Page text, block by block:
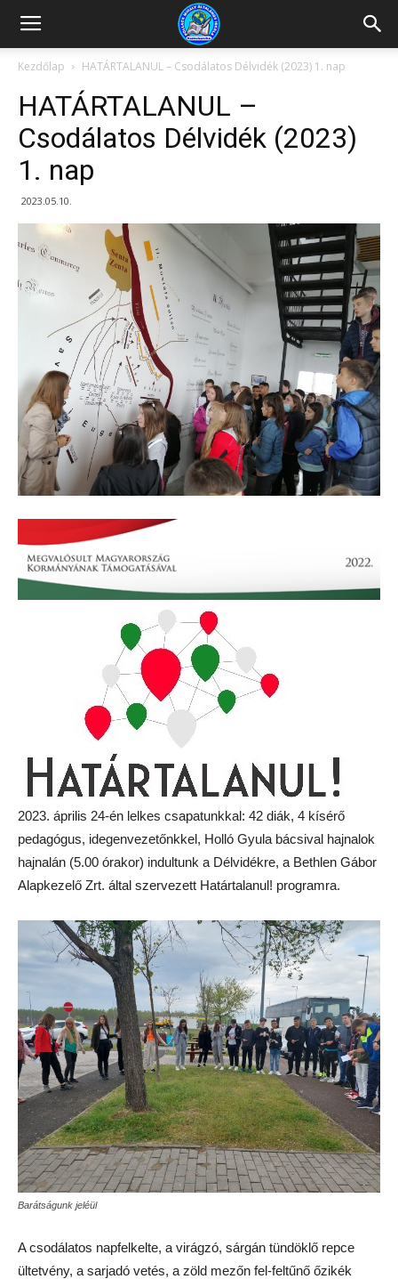
Kazincbarcikai
Pollack
Mihály
Általános
Kezdőlap HATÁRTALANUL – Csodálatos Délvidék (2023) 1. nap
HATÁRTALANUL –
Csodálatos Délvidék (2023)
1. nap
2023.05.10.
2023. április 24-én lelkes csapatunkkal: 42 diák, 4 kísérő
pedagógus, idegenvezetőnkkel, Holló Gyula bácsival hajnalok
hajnalán (5.00 órakor) indultunk a Délvidékre, a Bethlen Gábor
Alapkezelő Zrt. által szervezett Határtalanul! programra.
Barátságunk jeléül
A csodálatos napfelkelte, a virágzó, sárgán tündöklő repce
ültetvény, a sarjadó vetés, a zöld mezőn fel-feltűnő őzikék